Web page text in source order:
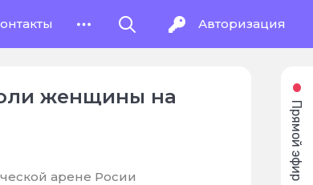
Авторизация
женщины на
арене Росии
Прямой эфир